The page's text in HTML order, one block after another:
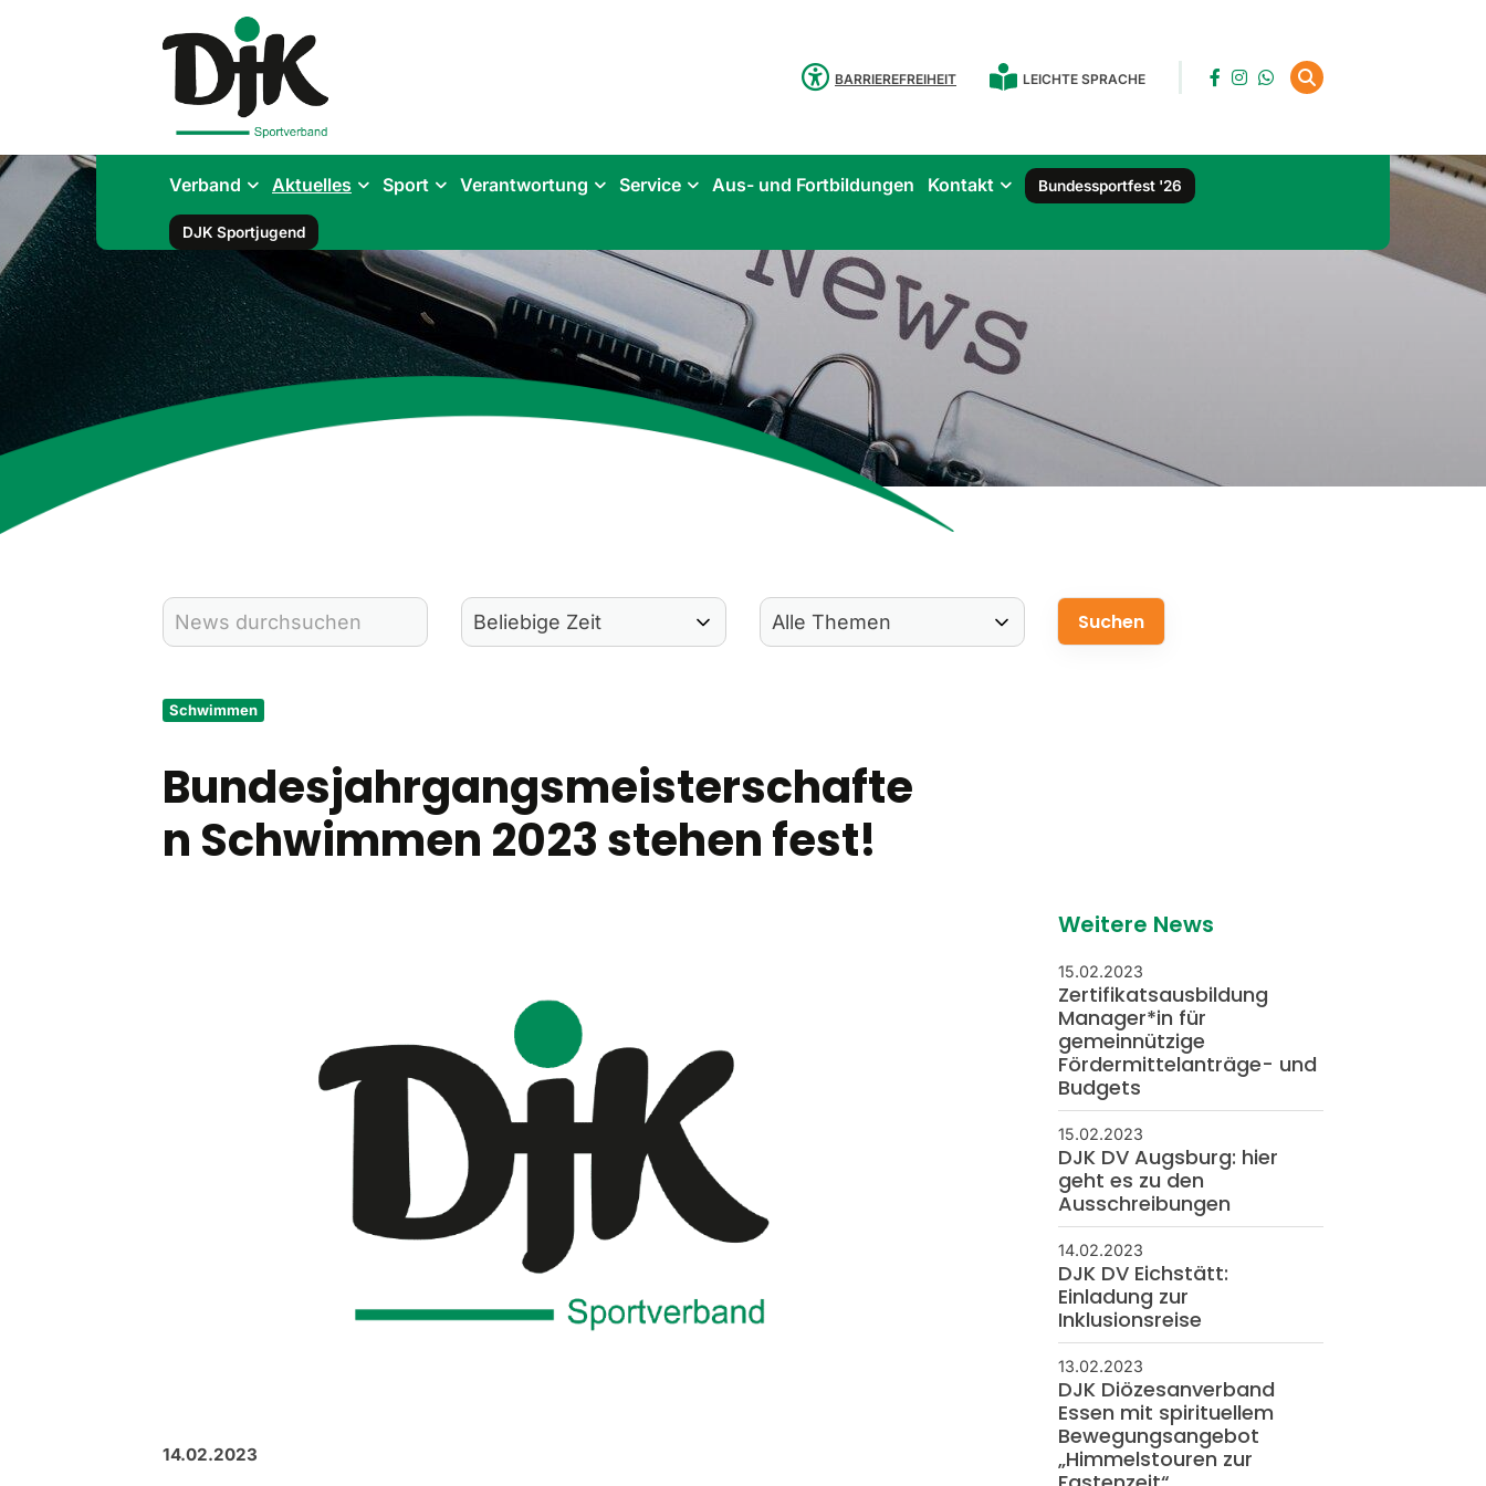
BARRIEREFREIHEIT LEICHTE SPRACHE
Verband Aktuelles Sport Verantwortung Service Aus- und Fortbildungen Kontakt Bundessportfest '26
DJK Sportjugend
Schwimmen
Bundesjahrgangsmeisterschafte
n Schwimmen 2023 stehen fest!
14.02.2023
Weitere News
15.02.2023
Zertifikatsausbildung
Manager*in für
gemeinnützige
Fördermittelanträge- und
Budgets
15.02.2023
DJK DV Augsburg: hier
geht es zu den
Ausschreibungen
14.02.2023
DJK DV Eichstätt:
Einladung zur
Inklusionsreise
13.02.2023
DJK Diözesanverband
Essen mit spirituellem
Bewegungsangebot
„Himmelstouren zur